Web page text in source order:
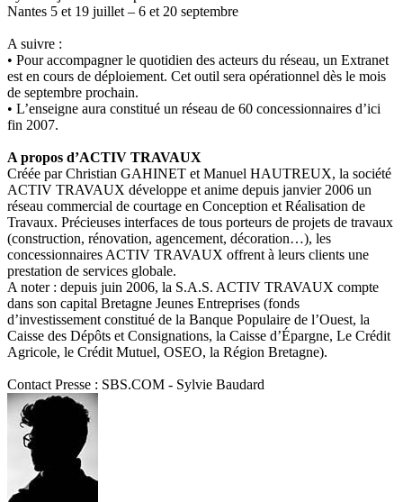
Nantes 5 et 19 juillet – 6 et 20 septembre
A suivre :
• Pour accompagner le quotidien des acteurs du réseau, un Extranet
est en cours de déploiement. Cet outil sera opérationnel dès le mois
de septembre prochain.
• L’enseigne aura constitué un réseau de 60 concessionnaires d’ici
fin 2007.
A propos d’ACTIV TRAVAUX
Créée par Christian GAHINET et Manuel HAUTREUX, la société
ACTIV TRAVAUX développe et anime depuis janvier 2006 un
réseau commercial de courtage en Conception et Réalisation de
Travaux. Précieuses interfaces de tous porteurs de projets de travaux
(construction, rénovation, agencement, décoration…), les
concessionnaires ACTIV TRAVAUX offrent à leurs clients une
prestation de services globale.
A noter : depuis juin 2006, la S.A.S. ACTIV TRAVAUX compte
dans son capital Bretagne Jeunes Entreprises (fonds
d’investissement constitué de la Banque Populaire de l’Ouest, la
Caisse des Dépôts et Consignations, la Caisse d’Épargne, Le Crédit
Agricole, le Crédit Mutuel, OSEO, la Région Bretagne).
Contact Presse : SBS.COM - Sylvie Baudard